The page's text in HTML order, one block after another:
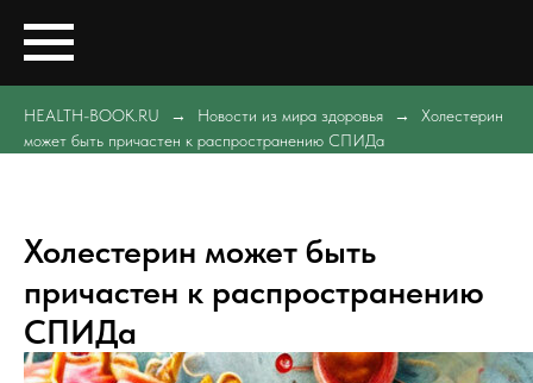
HEALTH-BOOK.RU Новости из мира здоровья
Холестерин
может быть причастен к распространению СПИДа
Холестерин может быть
причастен к распространению
СПИДа